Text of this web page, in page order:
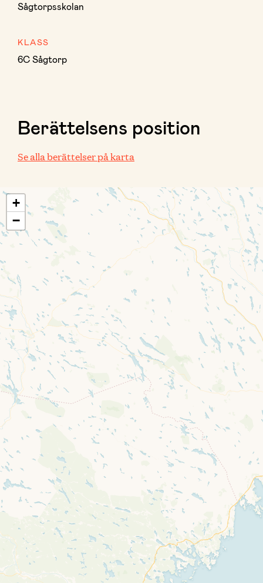
Sågtorpsskolan
KLASS
6C Sågtorp
Berättelsens position
Se alla berättelser på karta
+
−